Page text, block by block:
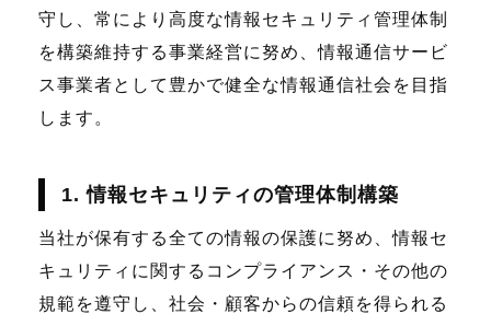
守し、常により高度な情報セキュリティ管理体制
を構築維持する事業経営に努め、情報通信サービ
ス事業者として豊かで健全な情報通信社会を目指
します。
1. 情報セキュリティの管理体制構築
当社が保有する全ての情報の保護に努め、情報セ
キュリティに関するコンプライアンス・その他の
規範を遵守し、社会・顧客からの信頼を得られる